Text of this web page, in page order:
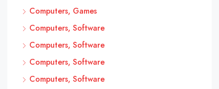
Computers, Games
Computers, Software
Computers, Software
Computers, Software
Computers, Software